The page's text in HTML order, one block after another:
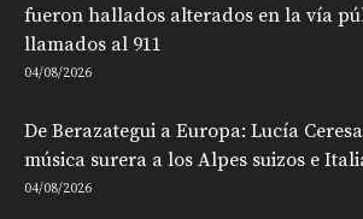
fueron hallados alterados en la vía
llamados al 911
04/08/2026
De Berazategui a Europa: Lucía
música surera a los Alpes suizos e
04/08/2026